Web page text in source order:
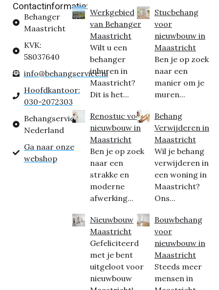
Contactinformatie:
Behanger
Maastricht
KVK:
58037640
info@behangservice.nl
Hoofdkantoor:
030-2072303
Behangservice
Nederland
Ga naar onze
webshop
Werkgebied
van Behanger
Maastricht
Wilt u een
behanger
inhuren in
Maastricht?
Dit is het...
Renostuc voor
nieuwbouw in
Maastricht
Ben je op zoek
naar een
strakke en
moderne
afwerking...
Nieuwbouw
Maastricht
Gefeliciteerd
met je bent
uitgeloot voor
nieuwbouw
Stucbehang
voor
nieuwbouw in
Maastricht
Ben je op zoek
naar een
manier om je
muren...
Behang
Verwijderen in
Maastricht
Wil je behang
verwijderen in
een woning in
Maastricht?
Ons...
Bouwbehang
voor
nieuwbouw in
Maastricht
Steeds meer
mensen in